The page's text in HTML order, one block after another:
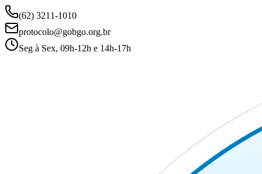
(62) 3211-1010
protocolo@gobgo.org.br
Seg à Sex, 09h-12h e 14h-17h